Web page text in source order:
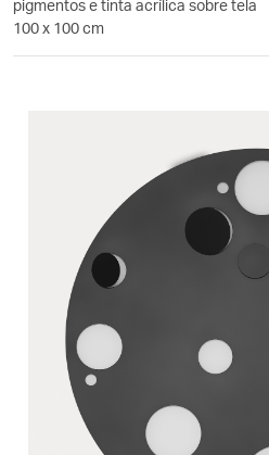
pigmentos e tinta acrílica sobre tela
100 x 100 cm